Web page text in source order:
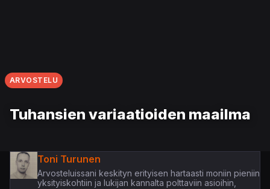
ARVOSTELU
Tuhansien variaatioiden maailma
Toni Turunen
Arvosteluissani keskityn erityisen hartaasti moniin pieniin
yksityiskohtiin ja lukijan kannalta polttaviin asioihin,